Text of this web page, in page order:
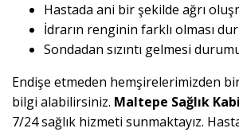
Hastada ani bir şekilde ağrı
İdrarın renginin farklı olması
Sondadan sızıntı gelmesi
Endişe etmeden hemşirelerimizden
bilgi alabilirsiniz. Maltepe Sağlık
7/24 sağlık hizmeti sunmaktayız.